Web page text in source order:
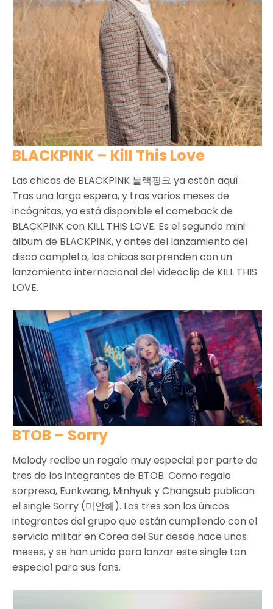
BLACKPINK – Kill This Love
Las chicas de BLACKPINK 블랙핑크 ya están aquí.
Tras una larga espera, y tras varios meses de
incógnitas, ya está disponible el comeback de
BLACKPINK con KILL THIS LOVE. Es el segundo mini
álbum de BLACKPINK, y antes del lanzamiento del
disco completo, las chicas sorprenden con un
lanzamiento internacional del videoclip de KILL THIS
LOVE.
BTOB – Sorry
Melody recibe un regalo muy especial por parte de
tres de los integrantes de BTOB. Como regalo
sorpresa, Eunkwang, Minhyuk y Changsub publican
el single Sorry (미안해). Los tres son los únicos
integrantes del grupo que están cumpliendo con el
servicio militar en Corea del Sur desde hace unos
meses, y se han unido para lanzar este single tan
especial para sus fans.